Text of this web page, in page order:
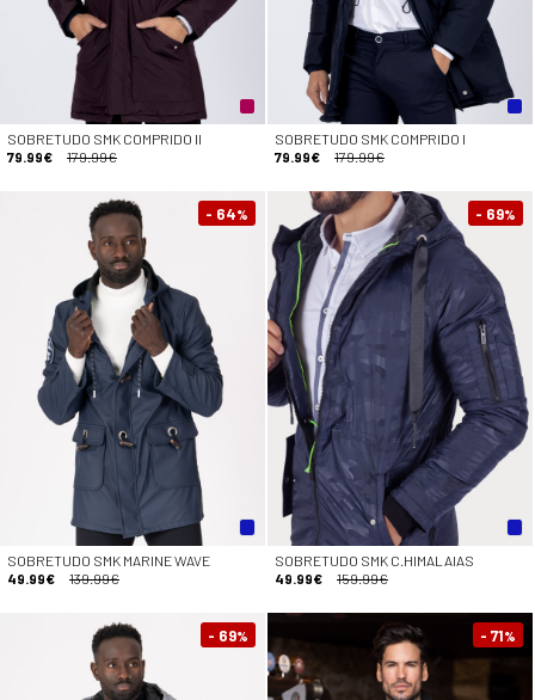
SOBRETUDO SMK COMPRIDO II
79.99€
179.99€
SOBRETUDO SMK COMPRIDO I
79.99€
179.99€
- 64%
SOBRETUDO SMK MARINE WAVE
49.99€
139.99€
- 69%
SOBRETUDO SMK C.HIMALAIAS
49.99€
159.99€
- 69% - 71%